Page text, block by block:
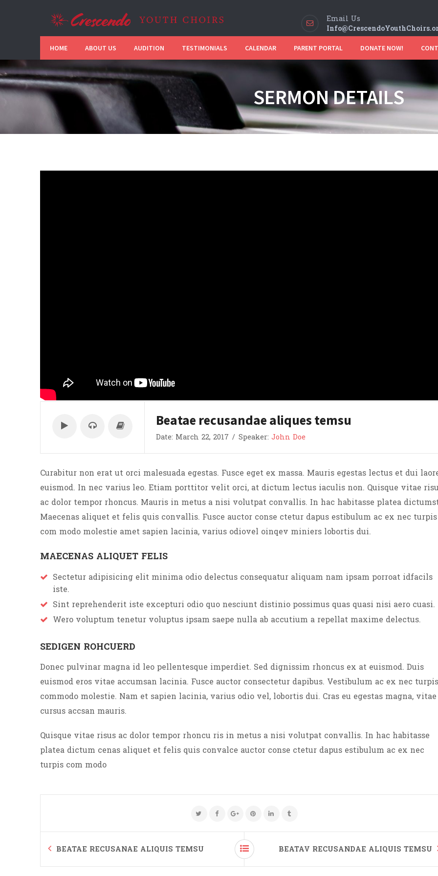
Email Us
HOME ABOUT US AUDITION TESTIMONIALS CALENDAR PARENT PORTAL DONATE NOW!
SERMON DETAILS
Beatae recusandae aliques temsu
Date: March 22, 2017 / Speaker: John Doe
Curabitur non erat ut orci malesuada egestas. Fusce eget ex massa. Mauris egestas lectus et dui
euismod. In nec varius leo. Etiam porttitor velit orci, at dictum lectus iaculis non. Quisque vitae
ac dolor tempor rhoncus. Mauris in metus a nisi volutpat convallis. In hac habitasse platea
Maecenas aliquet et felis quis convallis. Fusce auctor conse ctetur dapus estibulum ac ex nec turpis
com modo molestie amet sapien lacinia, varius odiovel oinqev miniers lobortis dui.
MAECENAS ALIQUET FELIS
Sectetur adipisicing elit minima odio delectus consequatur aliquam nam ipsam porroat idfacils
iste.
Sint reprehenderit iste excepturi odio quo nesciunt distinio possimus quas quasi nisi aero cuasi.
Wero voluptum tenetur voluptus ipsam saepe nulla ab accutium a repellat maxime delectus.
SEDIGEN ROHCUERD
Donec pulvinar magna id leo pellentesque imperdiet. Sed dignissim rhoncus ex at euismod. Duis
euismod eros vitae accumsan lacinia. Fusce auctor consectetur dapibus. Vestibulum ac ex nec turpis
commodo molestie. Nam et sapien lacinia, varius odio vel, lobortis dui. Cras eu egestas magna, vitae
cursus accsan mauris.
Quisque vitae risus ac dolor tempor rhoncu ris in metus a nisi volutpat convallis. In hac habitasse
platea dictum cenas aliquet et felis quis convalce auctor conse ctetur dapus estibulum ac ex nec
turpis com modo
BEATAE RECUSANAE ALIQUIS TEMSU BEATAV RECUSANDAE ALIQUIS TEMSU